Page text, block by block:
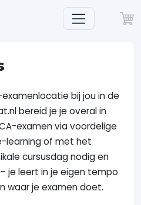
bij jou in de
bereid je je overal in
examen via voordelige
learning of met het
cursusdag nodig en
je leert in je eigen tempo
waar je examen doet.